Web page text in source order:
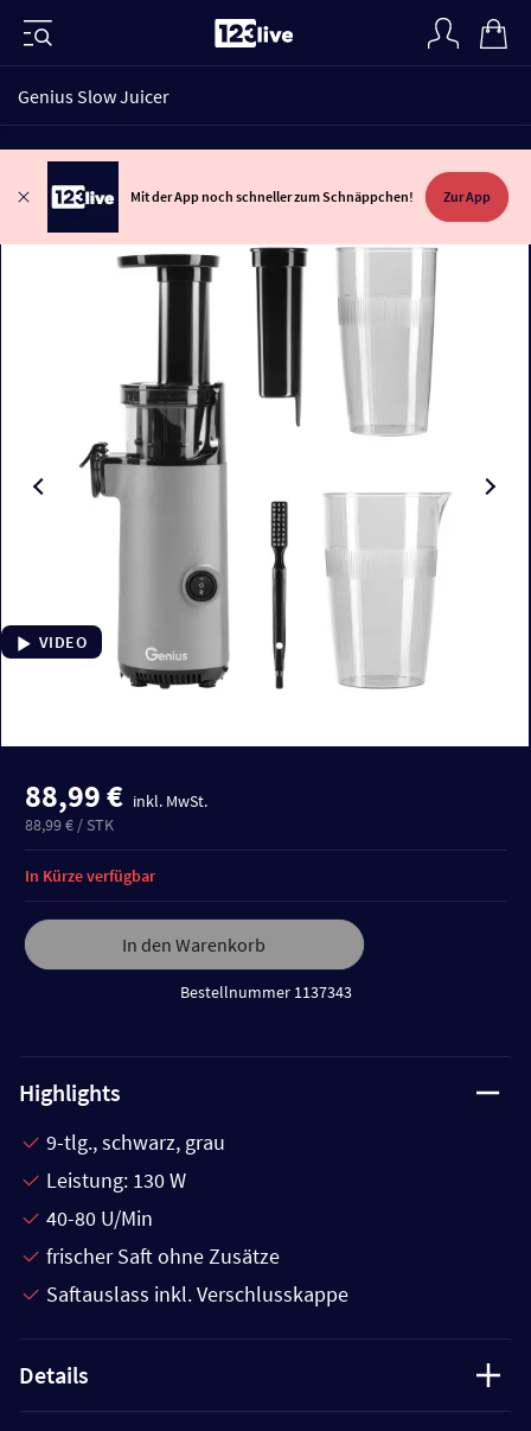
Genius Slow Juicer
Mit der App noch schneller zum Schnäppchen! Zur App
VIDEO
88,99 € inkl. MwSt.
88,99 € / STK
In den Warenkorb
Bestellnummer 1137343
In Kürze verfügbar
Highlights
9-tlg., schwarz, grau
Leistung: 130 W
40-80 U/Min
frischer Saft ohne Zusätze
Saftauslass inkl. Verschlusskappe
Details